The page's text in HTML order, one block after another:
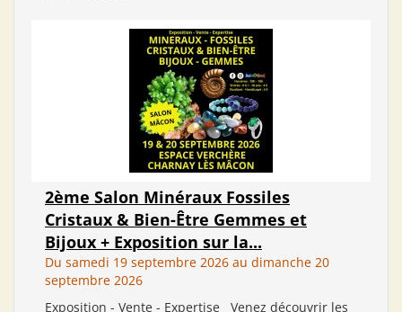
2ème Salon Minéraux Fossiles
Cristaux & Bien-Être Gemmes et
Bijoux + Exposition sur la...
Du samedi 19 septembre 2026 au dimanche 20
septembre 2026
Exposition - Vente - Expertise Venez découvrir les